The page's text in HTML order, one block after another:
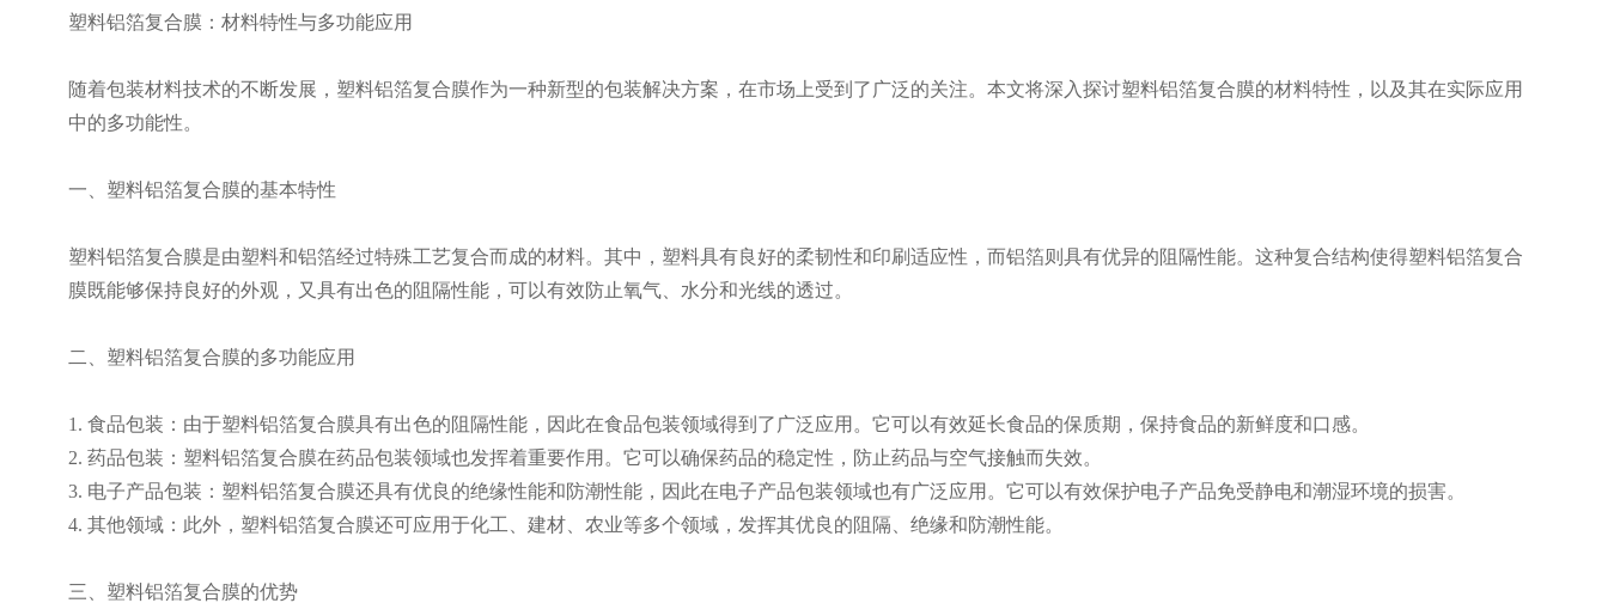
塑料铝箔复合膜：材料特性与多功能应用
随着包装材料技术的不断发展，塑料铝箔复合膜作为一种新型的包装解决方案，在市场上受到了广泛的关注。本文将深入探讨塑料铝箔复合膜的材料特性，以及其在实际应用
中的多功能性。
一、塑料铝箔复合膜的基本特性
塑料铝箔复合膜是由塑料和铝箔经过特殊工艺复合而成的材料。其中，塑料具有良好的柔韧性和印刷适应性，而铝箔则具有优异的阻隔性能。这种复合结构使得塑料铝箔复合
膜既能够保持良好的外观，又具有出色的阻隔性能，可以有效防止氧气、水分和光线的透过。
二、塑料铝箔复合膜的多功能应用
1. 食品包装：由于塑料铝箔复合膜具有出色的阻隔性能，因此在食品包装领域得到了广泛应用。它可以有效延长食品的保质期，保持食品的新鲜度和口感。
2. 药品包装：塑料铝箔复合膜在药品包装领域也发挥着重要作用。它可以确保药品的稳定性，防止药品与空气接触而失效。
3. 电子产品包装：塑料铝箔复合膜还具有优良的绝缘性能和防潮性能，因此在电子产品包装领域也有广泛应用。它可以有效保护电子产品免受静电和潮湿环境的损害。
4. 其他领域：此外，塑料铝箔复合膜还可应用于化工、建材、农业等多个领域，发挥其优良的阻隔、绝缘和防潮性能。
三、塑料铝箔复合膜的优势